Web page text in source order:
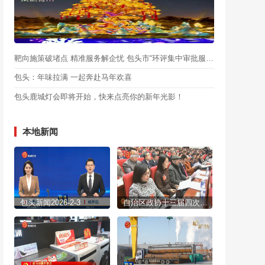
包头：年味拉满 一起奔赴马年欢喜
包头鹿城灯会即将开始，快来点亮你的新年光影！
本地新闻
包头新闻2026-2-3 自治区政协十三届四次会议开幕